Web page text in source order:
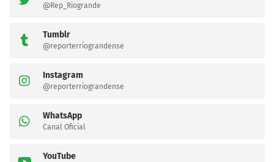
@Rep_Riogrande
Tumblr
@reporterriograndense
Instagram
@reporterriograndense
WhatsApp
Canal Oficial
YouTube